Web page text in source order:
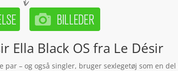
Ella Black OS fra Le Désir
par – og også singler, bruger sexlegetøj som en